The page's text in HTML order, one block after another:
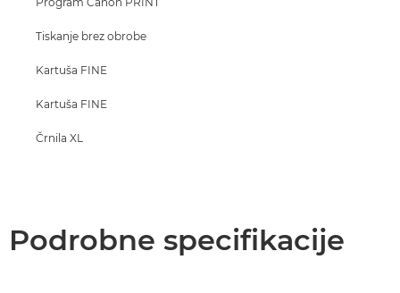
Tiskanje brez obrobe
Kartuša FINE
Kartuša FINE
Črnila XL
Podrobne specifikacije